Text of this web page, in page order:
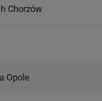
Chorzów
Opole